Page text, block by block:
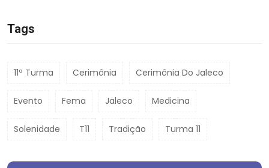
Tags
11ª Turma Cerimônia Cerimônia Do Jaleco
Evento Fema Jaleco Medicina
Solenidade T11 Tradição Turma 11